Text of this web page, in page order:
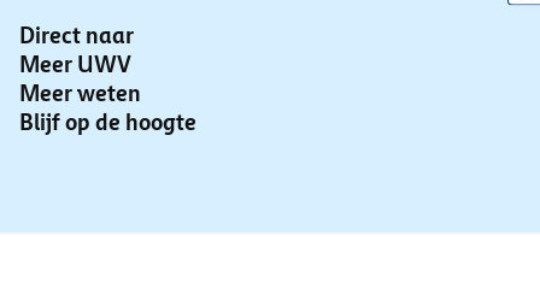
Direct naar
Meer UWV
Meer weten
Blijf op de hoogte